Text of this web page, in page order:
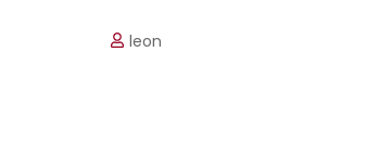
leon